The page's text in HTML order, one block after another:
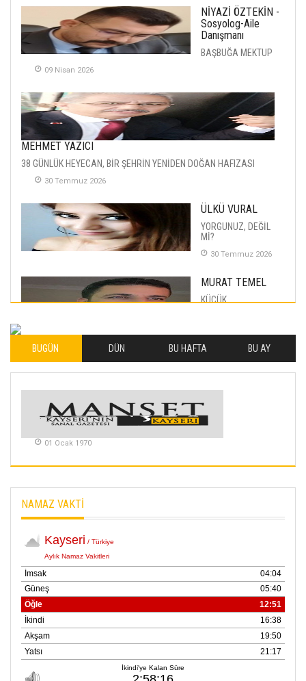
NİYAZİ ÖZTEKİN -
Sosyolog-Aile
Danışmanı
BAŞBUĞA MEKTUP
09 Nisan 2026
MEHMET YAZICI
38 GÜNLÜK HEYECAN, BİR ŞEHRİN YENİDEN DOĞAN HAFIZASI
30 Temmuz 2026
ÜLKÜ VURAL
YORGUNUZ, DEĞİL
Mİ?
30 Temmuz 2026
MURAT TEMEL
KÜÇÜK
İLHAN YILMAZ
SOFRADA AYRIMCILIK
METİN ERTEM
YAŞANANLAR!
Merve Şimşek
İlgi Alanlarımız ve Biz
02 Ekim 2025
BUGÜN DÜN BU HAFTA BU AY
01 Ocak 1970
NAMAZ VAKTİ